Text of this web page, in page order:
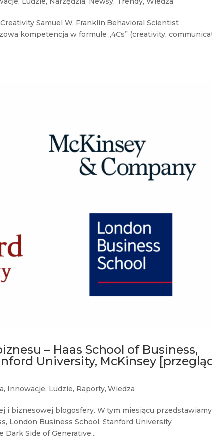
Samuel W. Franklin Behavioral Scientist
kompetencja w formule „4Cs” (creativity,
– Haas School of Business,
University, McKinsey
, Innowacje, Ludzie, Raporty,Wiedza
i biznesowej blogosfery. W tym miesiącu przedstawiamy
London Business School, Stanford University
Side of Generative...